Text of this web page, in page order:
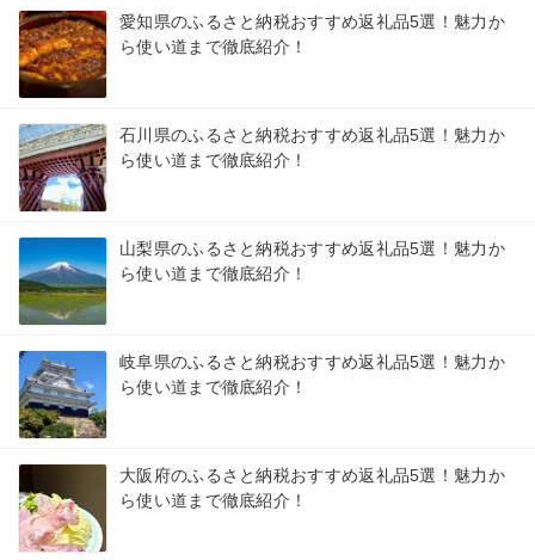
愛知県のふるさと納税おすすめ返礼品5選！魅力か
ら使い道まで徹底紹介！
石川県のふるさと納税おすすめ返礼品5選！魅力か
ら使い道まで徹底紹介！
山梨県のふるさと納税おすすめ返礼品5選！魅力か
ら使い道まで徹底紹介！
岐阜県のふるさと納税おすすめ返礼品5選！魅力か
ら使い道まで徹底紹介！
大阪府のふるさと納税おすすめ返礼品5選！魅力か
ら使い道まで徹底紹介！